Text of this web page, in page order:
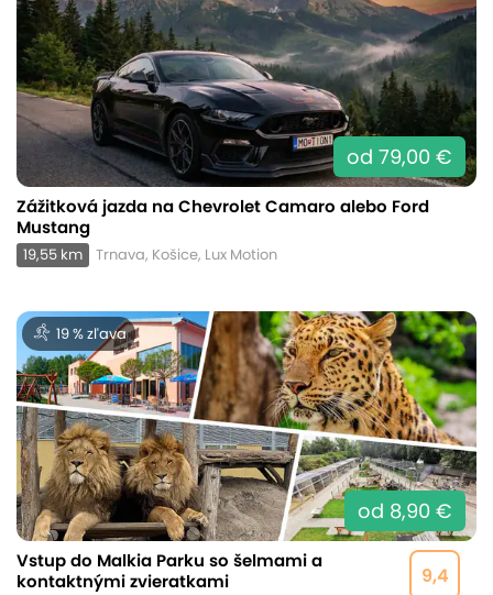
od 79,00 €
Zážitková jazda na Chevrolet Camaro alebo Ford
Mustang
19,55 km Trnava, Košice, Lux Motion
19 % zľava
od 8,90 €
9,4
Vstup do Malkia Parku so šelmami a
kontaktnými zvieratkami